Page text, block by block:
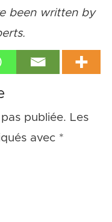
been written by
publiée. Les
avec *